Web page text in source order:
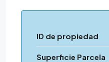
ID de propiedad
Superficie Parcela